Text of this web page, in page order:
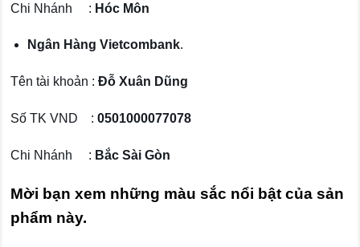
Chi Nhánh : Hóc Môn
Ngân Hàng Vietcombank.
Tên tài khoản : Đỗ Xuân Dũng
Số TK VND : 0501000077078
Chi Nhánh : Bắc Sài Gòn
Mời bạn xem những màu sắc nổi bật của sản
phẩm này.